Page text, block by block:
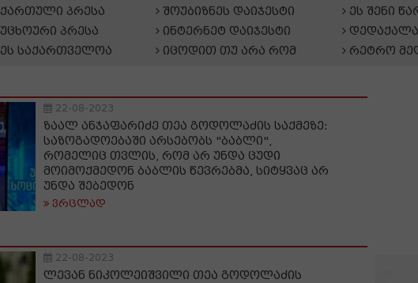
ქართული პრესა
უცხოური პრესა
ეს საქართველოა
შოუბიზნეს დაიჯესტი
ინტერნეტ დაიჯესტი
იცოდით თუ არა რომ
ეს შენი
რეტრო
22-08-2023
ზაალ ანჯაფარიძე თეა გოდოლაძის საქმეზე:
საზოგადოებაში არსებობს "ბაბლი",
რომელიც თვლის, რომ არ უნდა ცუდი
მოიმოქმედონ ბაბლის წევრებმა, სიტყვაც არ
უნდა შებედონ
ვრცლად
22-08-2023
ლევან ნიკოლეიშვილი თეა გოდოლაძის